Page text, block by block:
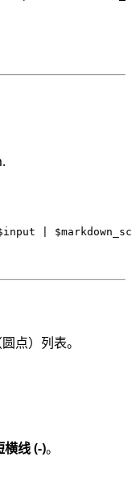
|
点）列表。
横线 (-)。